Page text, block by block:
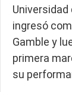
ingresó
Gamble y
primera
su